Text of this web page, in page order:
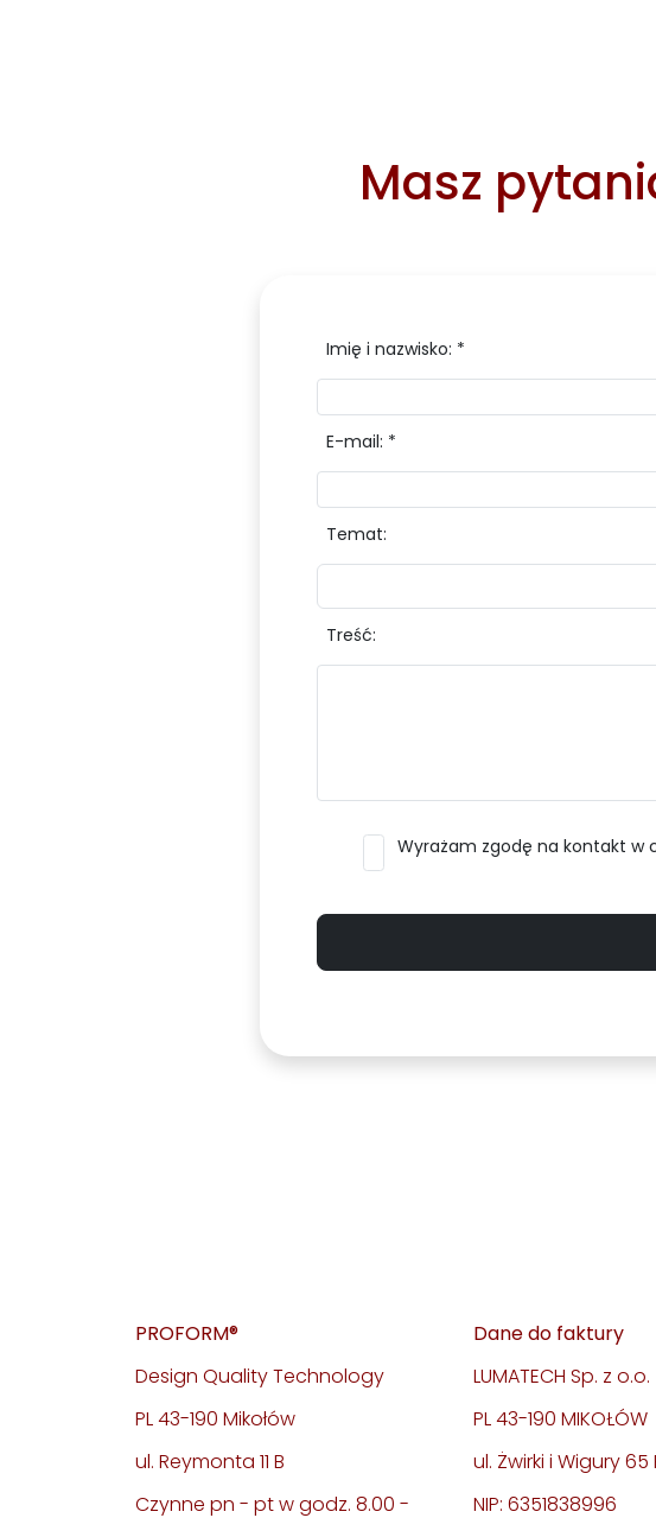
Masz
Imię i nazwisko: *
E-mail: *
Temat:
Treść:
Wyrażam zgodę na kontakt w
PROFORM®
Design Quality Technology
PL 43-190 Mikołów
ul. Reymonta 11 B
Czynne pn - pt w godz. 8.00 -
Dane do faktury
LUMATECH Sp. z o.o.
PL 43-190 MIKOŁÓW
ul. Żwirki i Wigury 65
NIP: 6351838996